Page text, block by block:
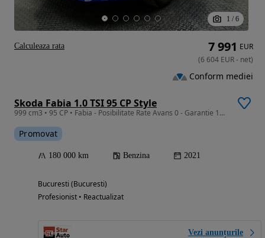
1 / 6
Skoda Fabia 1.0 TSI 95 CP Style
999 cm3 • 95 CP • Fabia - Posibilitate Rate Avans 0 - Garantie 12 Luni - IMPECABILA
Promovat
180 000 km Benzina 2021
Bucuresti (Bucuresti)
Profesionist • Reactualizat
Vezi anunțurile
7 991 EUR
(6 604 EUR- net)
Conform mediei
Calculeaza rata